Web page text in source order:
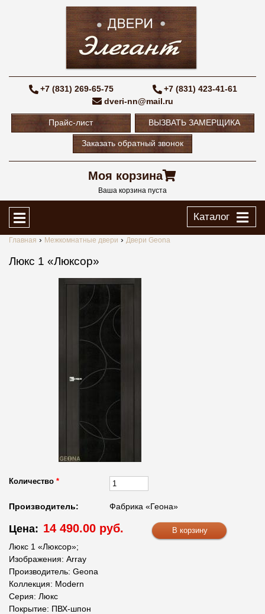
+7 (831) 269-65-75
+7 (831) 423-41-61
dveri-nn@mail.ru
Прайс-лист ВЫЗВАТЬ ЗАМЕРЩИКА
Заказать обратный звонок
Моя корзина
Ваша корзина пуста
Каталог
Главная Межкомнатные двери Двери Geona
Люкс 1 «Люксор»
Количество *
Производитель: Фабрика «Геона»
Цена: 14 490.00 руб.
Люкс 1 «Люксор»;
Изображения: Array
Производитель: Geona
Коллекция: Modern
Серия: Люкс
Покрытие: ПВХ-шпон